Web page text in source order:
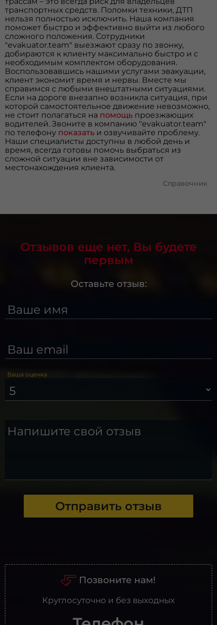
транспортных средств. Поломки техники, ДТП
нельзя полностью исключить. Наша компания
поможет быстро и эффективно выйти из любого
сложного положения. Сотрудники
"evakuator.team" выезжают сразу по звонку,
добираются к клиенту максимально быстро и с
необходимым комплектом оборудования.
Воспользовавшись нашими услугами эвакуации,
клиент экономит время и нервы. Вместе мы
справимся с любыми внештатными ситуациями.
Если на дороге внезапно возникла ситуация, при
которой самостоятельное движение невозможно,
не стоит полагаться на помощь проезжающих
водителей. Звоните в компанию "evakuator.team"
по телефону показать и озвучивайте проблему.
Наши специалисты доступны в любой день и
время, всегда готовы помочь выбраться из
сложной ситуации вне зависимости от
местонахождения клиента.
Справочник
Отзывов еще нет, Вы будете
первым
Оставьте отзыв:
Ваше имя
Ваш email
Ваша оценка
Напишите свой отзыв
Отправить отзыв
Позвоните нам!
Круглосуточно и без выходных